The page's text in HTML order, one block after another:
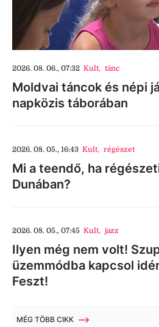
2026. 08. 06., 07:32 Kult, tánc
Moldvai táncok és népi
napközis táborában
2026. 08. 05., 16:43 Kult, régészet
Mi a teendő, ha
Dunában?
2026. 08. 05., 07:45 Kult, jazz
Ilyen még nem volt!
üzemmódba kapcsol
Feszt!
MÉG TÖBB CIKK